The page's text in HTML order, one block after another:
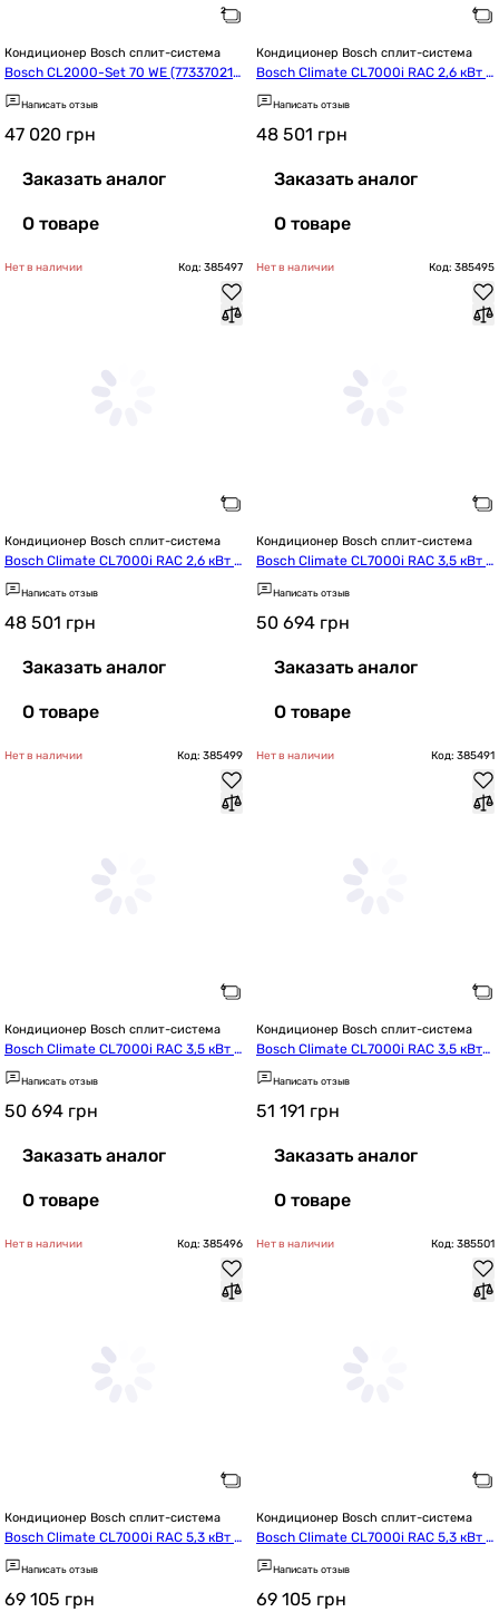
Кондиционер Bosch сплит-система
Bosch CL2000-Set 70 WE (773370219
1)
Написать отзыв
47 020 грн
Заказать аналог
О товаре
Кондиционер Bosch сплит-система
Bosch Climate CL7000i RAC 2,6 кВт S
ilver (7733703124)
Написать отзыв
48 501 грн
Заказать аналог
О товаре
Нет в наличии Код: 385497
Кондиционер Bosch сплит-система
Bosch Climate CL7000i RAC 2,6 кВт B
lack (7733703129)
Написать отзыв
48 501 грн
Заказать аналог
О товаре
Нет в наличии Код: 385495
Кондиционер Bosch сплит-система
Bosch Climate CL7000i RAC 3,5 кВт S
ilver (7733703125)
Написать отзыв
50 694 грн
Заказать аналог
О товаре
Нет в наличии Код: 385499
Кондиционер Bosch сплит-система
Bosch Climate CL7000i RAC 3,5 кВт B
lack (7733703130)
Написать отзыв
50 694 грн
Заказать аналог
О товаре
Нет в наличии Код: 385491
Кондиционер Bosch сплит-система
Bosch Climate CL7000i RAC 3,5 кВт
White (7733703120)
Написать отзыв
51 191 грн
Заказать аналог
О товаре
Нет в наличии Код: 385496
Кондиционер Bosch сплит-система
Bosch Climate CL7000i RAC 5,3 кВт S
ilver (7733703127)
Написать отзыв
69 105 грн
Нет в наличии Код: 385501
Кондиционер Bosch сплит-система
Bosch Climate CL7000i RAC 5,3 кВт B
lack (7733703132)
Написать отзыв
69 105 грн